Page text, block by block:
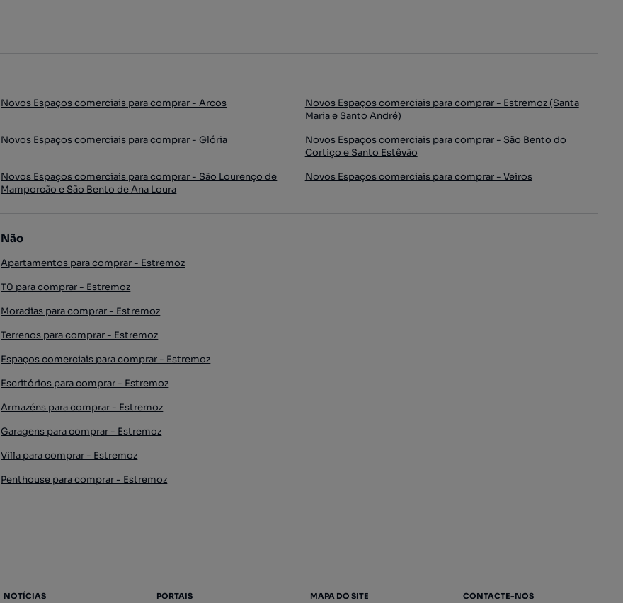
Novos Espaços comerciais para comprar - Arcos
Novos Espaços comerciais para comprar - Estremoz (Santa
Maria e Santo André)
Novos Espaços comerciais para comprar - Glória
Novos Espaços comerciais para comprar - São Bento do
Cortiço e Santo Estêvão
Novos Espaços comerciais para comprar - São Lourenço de
Mamporcão e São Bento de Ana Loura
Novos Espaços comerciais para comprar - Veiros
Não
Apartamentos para comprar - Estremoz
T0 para comprar - Estremoz
Moradias para comprar - Estremoz
Terrenos para comprar - Estremoz
Espaços comerciais para comprar - Estremoz
Escritórios para comprar - Estremoz
Armazéns para comprar - Estremoz
Garagens para comprar - Estremoz
Villa para comprar - Estremoz
Penthouse para comprar - Estremoz
NOTÍCIAS PORTAIS MAPA DO SITE CONTACTE-NOS